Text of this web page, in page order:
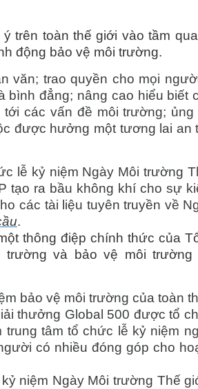
trên toàn thế giới vào tầm
động bảo vệ môi trường.
văn; trao quyền cho mọi
đẳng; nâng cao hiểu biết
các vấn đề môi trường; ủng
được hưởng một tương lai an
lễ kỷ niệm Ngày Môi trường
tạo ra bầu không khí cho sự
các tài liệu tuyên truyền về
.
thông điệp chính thức của
và bảo vệ môi trường
bảo vệ môi trường của toàn
thưởng Global 500 được tổ
tâm tổ chức lễ kỷ niệm
có nhiều đóng góp cho
niệm Ngày Môi trường Thế